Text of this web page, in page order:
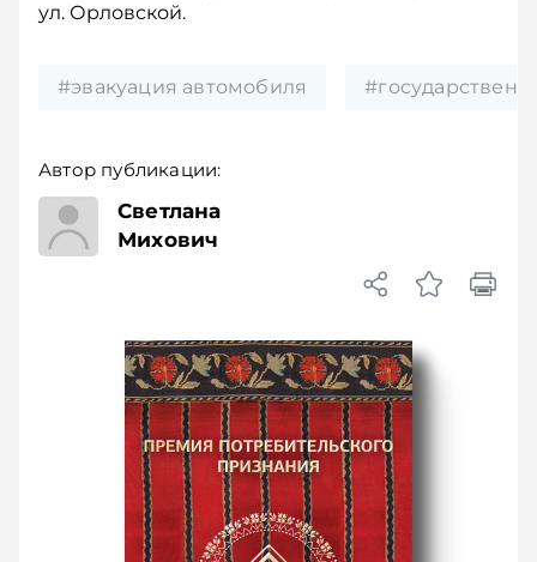
ул. Орловской.
#эвакуация автомобиля
Автор публикации:
Светлана
Михович